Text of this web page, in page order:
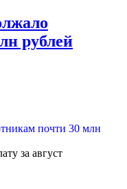
рублей
за август